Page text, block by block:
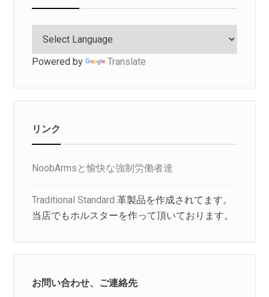
Powered by Translate
リンク
NoobArmsと愉快な強制労働者達
Traditional Standard 革製品を作成されてます。
当店でもホルスターを作って頂いております。
お問い合わせ、ご連絡先